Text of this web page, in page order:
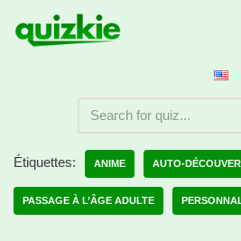
Aller
Étiquettes: ANIME AUTO-
PASSAGE À L’ÂGE ADULTE